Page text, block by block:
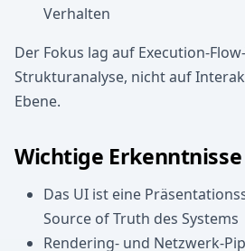
Verhalten
Der Fokus lag auf Execution-
Strukturanalyse, nicht auf
Ebene.
Wichtige Erkenntnisse
Das UI ist eine
Source of Truth des Systems
Rendering- und Netzwerk-